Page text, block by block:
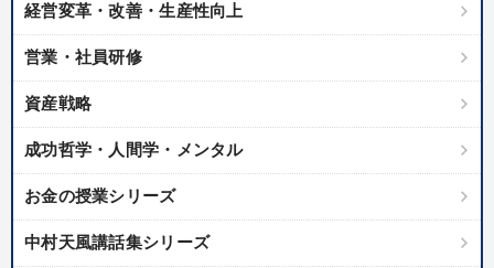
経営変革・改善・生産性向上
営業・社員研修
資産戦略
成功哲学・人間学・メンタル
お金の授業シリーズ
中村天風講話集シリーズ